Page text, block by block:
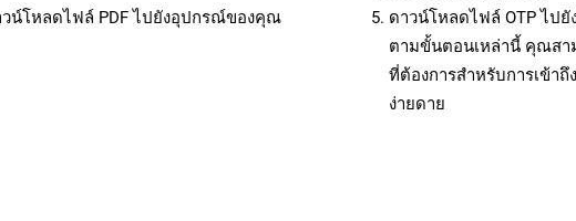
น์โหลดไฟล์ PDF ไปยังอุปกรณ์ของคุณ
ดาวน์โหลดไฟล์ OTP ไป
ตามขั้นตอนเหล่านี้ คุณสา
ที่ต้องการสำหรับการเข้า
ง่ายดาย